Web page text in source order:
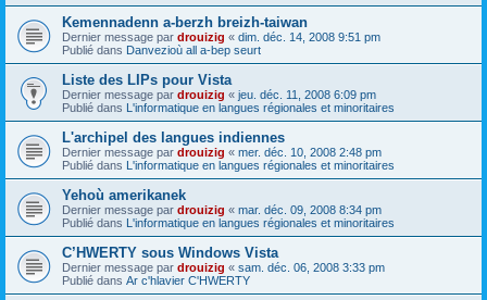
Kemennadenn a-berzh breizh-taiwan
Dernier message par drouizig « dim. déc. 14, 2008 9:51 pm
Publié dans Danvezioù all a-bep seurt
Liste des LIPs pour Vista
Dernier message par drouizig « jeu. déc. 11, 2008 6:09 pm
Publié dans L'informatique en langues régionales et minoritaires
L'archipel des langues indiennes
Dernier message par drouizig « mer. déc. 10, 2008 2:48 pm
Publié dans L'informatique en langues régionales et minoritaires
Yehoù amerikanek
Dernier message par drouizig « mar. déc. 09, 2008 8:34 pm
Publié dans L'informatique en langues régionales et minoritaires
C’HWERTY sous Windows Vista
Dernier message par drouizig « sam. déc. 06, 2008 3:33 pm
Publié dans Ar c'hlavier C'HWERTY